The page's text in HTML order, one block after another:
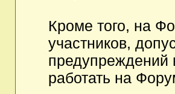
Кроме того, на
участников,
предупреждений
работать на